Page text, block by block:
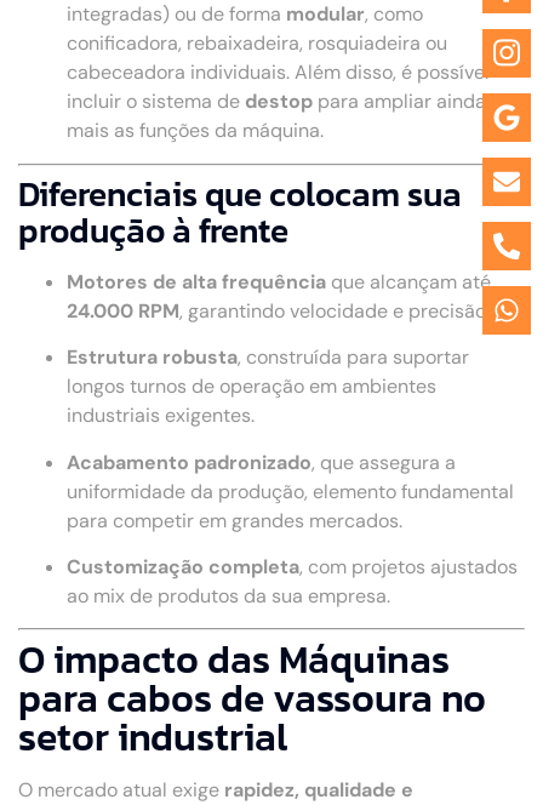
integradas) ou de forma modular, como
conificadora, rebaixadeira, rosquiadeira ou
cabeceadora individuais. Além disso, é possível
incluir o sistema de destop para ampliar ainda
mais as funções da máquina.
Diferenciais que colocam sua
produção à frente
Motores de alta frequência que alcançam até
24.000 RPM, garantindo velocidade e precisão.
Estrutura robusta, construída para suportar
longos turnos de operação em ambientes
industriais exigentes.
Acabamento padronizado, que assegura a
uniformidade da produção, elemento fundamental
para competir em grandes mercados.
Customização completa, com projetos ajustados
ao mix de produtos da sua empresa.
O impacto das Máquinas
para cabos de vassoura no
setor industrial
O mercado atual exige rapidez, qualidade e